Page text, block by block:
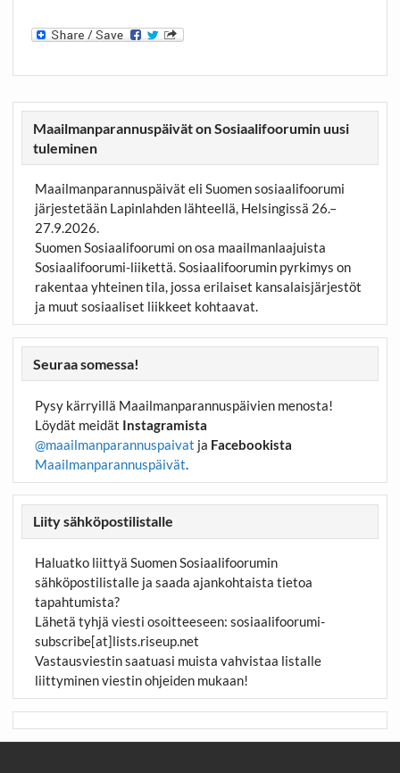
Maailmanparannuspäivät on Sosiaalifoorumin uusi
tuleminen
Maailmanparannuspäivät eli Suomen sosiaalifoorumi
järjestetään Lapinlahden lähteellä, Helsingissä 26.–
27.9.2026.
Suomen Sosiaalifoorumi on osa maailmanlaajuista
Sosiaalifoorumi-liikettä. Sosiaalifoorumin pyrkimys on
rakentaa yhteinen tila, jossa erilaiset kansalaisjärjestöt
ja muut sosiaaliset liikkeet kohtaavat.
Seuraa somessa!
Pysy kärryillä Maailmanparannuspäivien menosta!
Löydät meidät Instagramista
@maailmanparannuspaivat ja Facebookista
Maailmanparannuspäivät.
Liity sähköpostilistalle
Haluatko liittyä Suomen Sosiaalifoorumin
sähköpostilistalle ja saada ajankohtaista tietoa
tapahtumista?
Lähetä tyhjä viesti osoitteeseen: sosiaalifoorumi-
subscribe[at]lists.riseup.net
Vastausviestin saatuasi muista vahvistaa listalle
liittyminen viestin ohjeiden mukaan!